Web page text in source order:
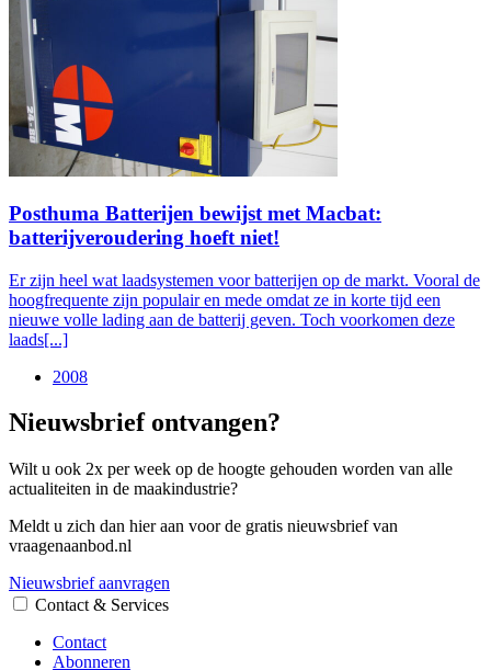
Posthuma Batterijen bewijst met Macbat:
batterijveroudering hoeft niet!
Er zijn heel wat laadsystemen voor batterijen op de markt. Vooral de
hoogfrequente zijn populair en mede omdat ze in korte tijd een
nieuwe volle lading aan de batterij geven. Toch voorkomen deze
laads[...]
2008
Nieuwsbrief ontvangen?
Wilt u ook 2x per week op de hoogte gehouden worden van alle
actualiteiten in de maakindustrie?
Meldt u zich dan hier aan voor de gratis nieuwsbrief van
vraagenaanbod.nl
Nieuwsbrief aanvragen
Contact & Services
Contact
Abonneren